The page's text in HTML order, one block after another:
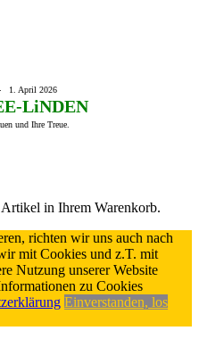
1. April 2026
LiNDEN
und Ihre Treue.
in Ihrem Warenkorb.
richten wir uns auch nach
mit Cookies und z.T. mit
Nutzung unserer Website
zu Cookies
Einverstanden, los